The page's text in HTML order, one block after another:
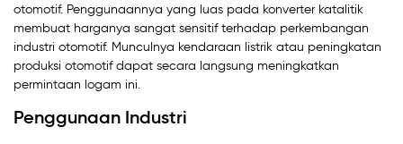
otomotif. Penggunaannya yang luas pada konverter katalitik
membuat harganya sangat sensitif terhadap perkembangan
industri otomotif. Munculnya kendaraan listrik atau peningkatan
produksi otomotif dapat secara langsung meningkatkan
permintaan logam ini.
Penggunaan Industri